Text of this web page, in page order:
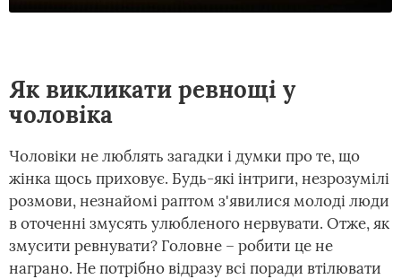
Як викликати ревнощі у
чоловіка
Чоловіки не люблять загадки і думки про те, що
жінка щось приховує. Будь-які інтриги, незрозумілі
розмови, незнайомі раптом з'явилися молоді люди
в оточенні змусять улюбленого нервувати. Отже, як
змусити ревнувати? Головне – робити це не
награно. Не потрібно відразу всі поради втілювати